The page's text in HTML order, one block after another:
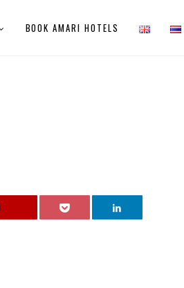
BOOK AMARI HOTELS